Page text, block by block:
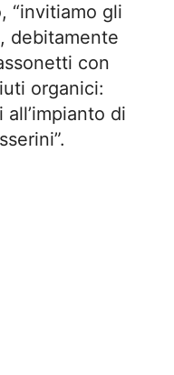
“invitiamo gli
debitamente
con
organici:
di